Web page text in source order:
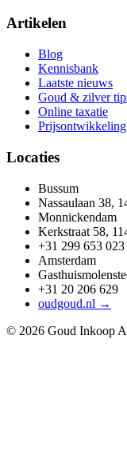
Artikelen
Blog
Kennisbank
Laatste nieuws
Goud & zilver
Online taxatie
Prijsontwikkeling
Locaties
Bussum
Nassaulaan 38,
Monnickendam
Kerkstraat 58,
+31 299 653 023
Amsterdam
+31 20 206 629
oudgoud.nl →
© 2026 Goud Inkoop